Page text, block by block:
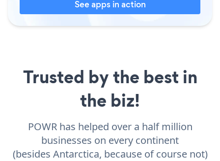
See apps in action
Trusted by the best in
the biz!
POWR has helped over a half million
businesses on every continent
(besides Antarctica, because of course not)